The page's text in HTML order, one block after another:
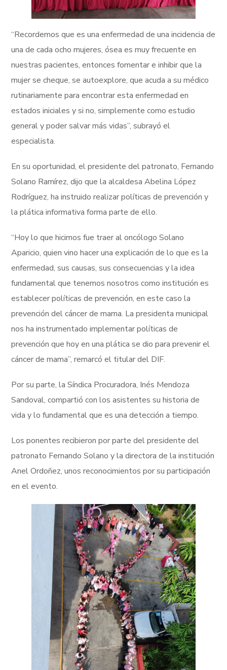
“Recordemos que es una enfermedad de una incidencia de
una de cada ocho mujeres, ósea es muy frecuente en
nuestras pacientes, entonces fomentar e inhibir que la
mujer se cheque, se autoexplore, que acuda a su médico
rutinariamente para encontrar esta enfermedad en
estados iniciales y si no, simplemente como estudio
general y poder salvar más vidas”, subrayó el
especialista.
En su oportunidad, el presidente del patronato, Fernando
Solano Ramírez, dijo que la alcaldesa Abelina López
Rodríguez, ha instruido realizar políticas de prevención y
la plática informativa forma parte de ello.
“Hoy lo que hicimos fue traer al oncólogo Solano
Aparicio, quien vino hacer una explicación de lo que es la
enfermedad, sus causas, sus consecuencias y la idea
fundamental que tenemos nosotros como institución es
establecer políticas de prevención, en este caso la
prevención del cáncer de mama. La presidenta municipal
nos ha instrumentado implementar políticas de
prevención que hoy en una plática se dio para prevenir el
cáncer de mama”, remarcó el titular del DIF.
Por su parte, la Síndica Procuradora, Inés Mendoza
Sandoval, compartió con los asistentes su historia de
vida y lo fundamental que es una detección a tiempo.
Los ponentes recibieron por parte del presidente del
patronato Fernando Solano y la directora de la institución
Anel Ordoñez, unos reconocimientos por su participación
en el evento.